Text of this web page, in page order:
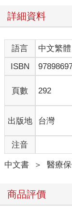
其實不然，不論妳
女性，在人生的過
如乳房、陰道都扮
一次性行為、懷孕
良好醫療照顧的第
麗一生。
● 瞭解乳房的內部構造
乳房是女性的第二
青春期 9 ～ 10歲的
育，剛開始乳房組
乳暈也會慢慢開始
乳房的構造 90 ％是
倒著生長的小樹，所
中，連結輸乳管開
道，共 15 ～ 20 條
詳細資料
語言 中文繁體
ISBN
頁數 292
出版地 台灣
注音
中文書 ＞ 醫療
商品評價